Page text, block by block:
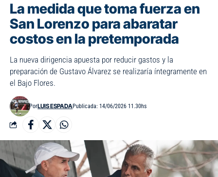
La medida que toma fuerza en
San Lorenzo para abaratar
costos en la pretemporada
La nueva dirigencia apuesta por reducir gastos y la
preparación de Gustavo Álvarez se realizaría íntegramente en
el Bajo Flores.
PorLUIS ESPADAPublicada: 14/06/2026 11.30hs